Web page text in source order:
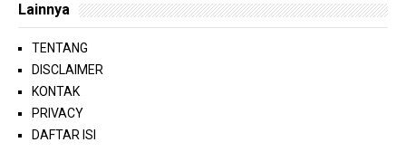
Lainnya
TENTANG
DISCLAIMER
KONTAK
PRIVACY
DAFTAR ISI